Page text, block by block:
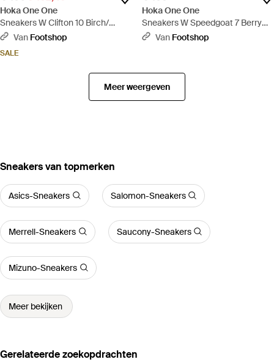
Hoka One One
Sneakers W Clifton 10 Birch/
Alabaster Eur - Wit
Van Footshop
SALE
Hoka One One
Sneakers W Speedgoat 7 Berry
Jam/ Starlight Glow Eur - Blauw
Van Footshop
Meer weergeven
‪Sneakers‬ van topmerken
Asics-Sneakers Salomon-Sneakers
Merrell-Sneakers Saucony-Sneakers
Mizuno-Sneakers
Meer bekijken
Gerelateerde zoekopdrachten